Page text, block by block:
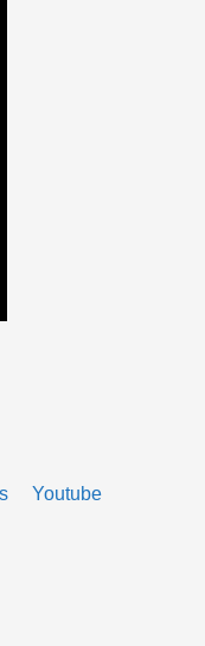
Youtube